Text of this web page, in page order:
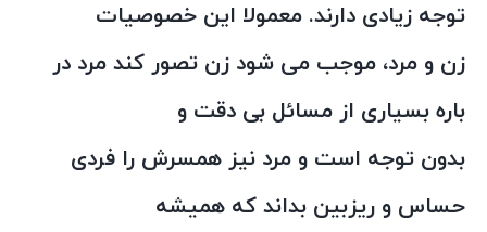
توجه زیادی دارند. معمولا این خصوصیات
زن و مرد، موجب می شود زن تصور کند مرد در
باره بسیاری از مسائل بی دقت و
بدون توجه است و مرد نیز همسرش را فردی
حساس و ریزبین بداند که همیشه